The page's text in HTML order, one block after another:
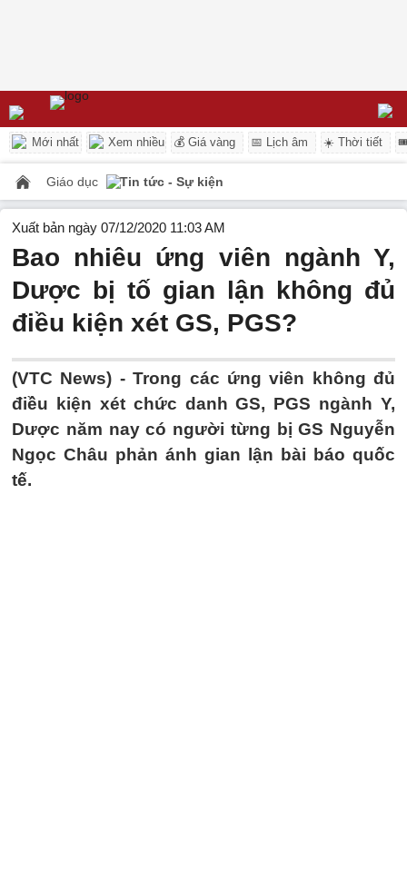
Mới nhất Xem nhiều 💰 Giá vàng 📅 Lịch âm ☀️ Thời tiết
Giáo dục Tin tức - Sự kiện
Xuất bản ngày 07/12/2020 11:03 AM
Bao nhiêu ứng viên ngành Y,
Dược bị tố gian lận không đủ
điều kiện xét GS, PGS?
(VTC News) -Trong các ứng viên không đủ
điều kiện xét chức danh GS, PGS ngành Y,
Dược năm nay có người từng bị GS Nguyễn
Ngọc Châu phản ánh gian lận bài báo quốc
tế.